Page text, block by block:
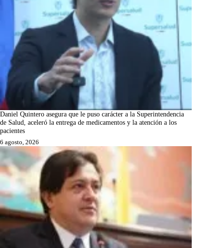
Daniel Quintero asegura que le puso carácter a la Superintendencia
de Salud, aceleró la entrega de medicamentos y la atención a los
pacientes
6 agosto, 2026